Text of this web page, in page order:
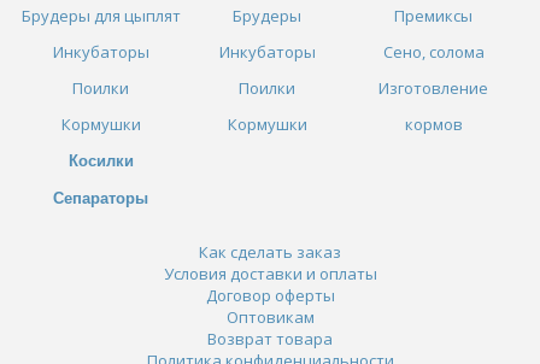
Брудеры для цыплят
Инкубаторы
Поилки
Кормушки
Косилки
Сепараторы
Брудеры
Инкубаторы
Поилки
Кормушки
Премиксы
Сено, солома
Изготовление
кормов
Как сделать заказ
Условия доставки и оплаты
Договор оферты
Оптовикам
Возврат товара